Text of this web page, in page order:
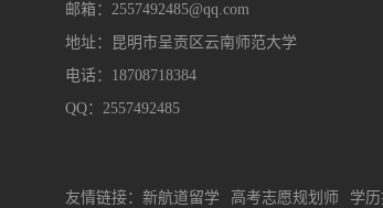
邮箱：2557492485@qq.com
地址：昆明市呈贡区云南师范大学
电话：18708718384
QQ：2557492485
友情链接： 新航道留学 高考志愿规划师 学